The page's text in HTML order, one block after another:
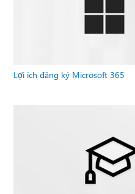
Lợi ích đăng ký Microsoft 365